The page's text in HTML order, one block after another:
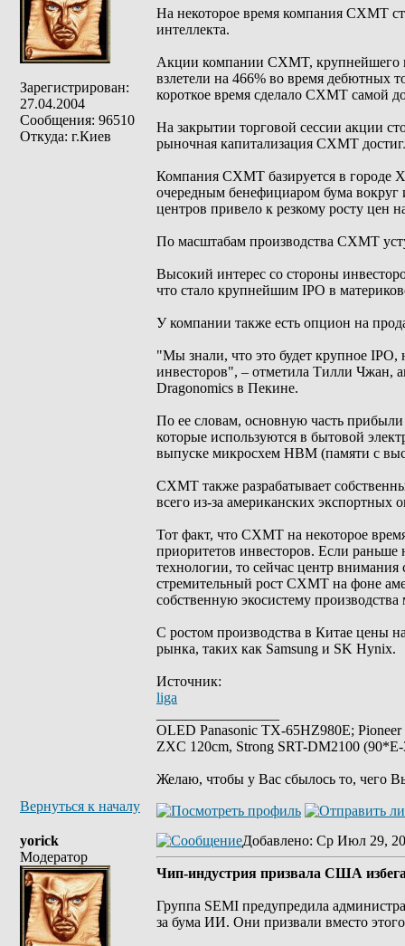
Зарегистрирован:
27.04.2004
Сообщения: 96510
Откуда: г.Киев
На некоторое время компания CXMT
интеллекта.
Акции компании CXMT, крупнейшего
взлетели на 466% во время дебютных
короткое время сделало CXMT самой
На закрытии торговой сессии акции
рыночная капитализация CXMT
Компания CXMT базируется в городе
очередным бенефициаром бума вокруг
центров привело к резкому росту цен
По масштабам производства CXMT
Высокий интерес со стороны
что стало крупнейшим IPO в
У компании также есть опцион на
"Мы знали, что это будет крупное IPO,
инвесторов", – отметила Тилли Чжан,
Dragonomics в Пекине.
По ее словам, основную часть
которые используются в бытовой
выпуске микросхем HBM (памяти с
CXMT также разрабатывает
всего из-за американских экспортных
Тот факт, что CXMT на некоторое
приоритетов инвесторов. Если
технологии, то сейчас центр
стремительный рост CXMT на фоне
собственную экосистему
С ростом производства в Китае цены
рынка, таких как Samsung и SK Hynix.
Источник:
liga
OLED Panasonic TX-65HZ980E;
ZXC 120cm, Strong SRT-DM2100
Желаю, чтобы у Вас сбылось то, чего
Вернуться к началу
yorick
Модератор
Добавлено: Ср Июл 29,
Чип-индустрия призвала США
Группа SEMI предупредила
за бума ИИ. Они призвали вместо